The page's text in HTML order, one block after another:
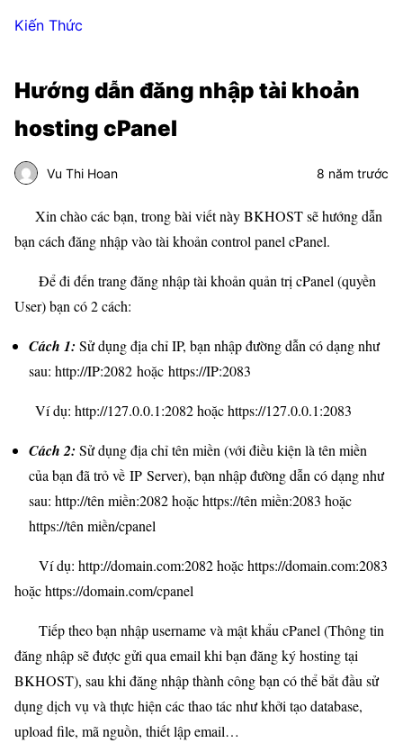
Kiến Thức
Hướng dẫn đăng nhập tài khoản
hosting cPanel
Vu Thi Hoan 8 năm trước
Xin chào các bạn, trong bài viết này BKHOST sẽ hướng dẫn
bạn cách đăng nhập vào tài khoản control panel cPanel.
Để đi đến trang đăng nhập tài khoản quản trị cPanel (quyền
User) bạn có 2 cách:
Cách 1: Sử dụng địa chỉ IP, bạn nhập đường dẫn có dạng như
sau: http://IP:2082 hoặc https://IP:2083
Ví dụ: http://127.0.0.1:2082 hoặc https://127.0.0.1:2083
Cách 2: Sử dụng địa chỉ tên miền (với điều kiện là tên miền
của bạn đã trỏ về IP Server), bạn nhập đường dẫn có dạng như
sau: http://tên miền:2082 hoặc https://tên miền:2083 hoặc
https://tên miền/cpanel
Ví dụ: http://domain.com:2082 hoặc https://domain.com:2083
hoặc https://domain.com/cpanel
Tiếp theo bạn nhập username và mật khẩu cPanel (Thông tin
đăng nhập sẽ được gửi qua email khi bạn đăng ký hosting tại
BKHOST), sau khi đăng nhập thành công bạn có thể bắt đầu sử
dụng dịch vụ và thực hiện các thao tác như khởi tạo database,
upload file, mã nguồn, thiết lập email…